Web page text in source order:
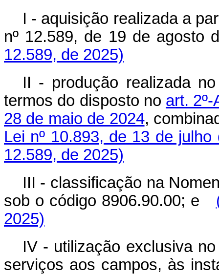
I - aquisição realizada a
nº 12.589, de 19 de agosto
12.589, de 2025)
II - produção realizada
termos do disposto no art.
28 de maio de 2024,
Lei nº 10.893, de 13 de julho
12.589, de 2025)
III - classificação na
sob o código 8906.90.00; e
2025)
IV - utilização exclusiva
serviços aos campos, às